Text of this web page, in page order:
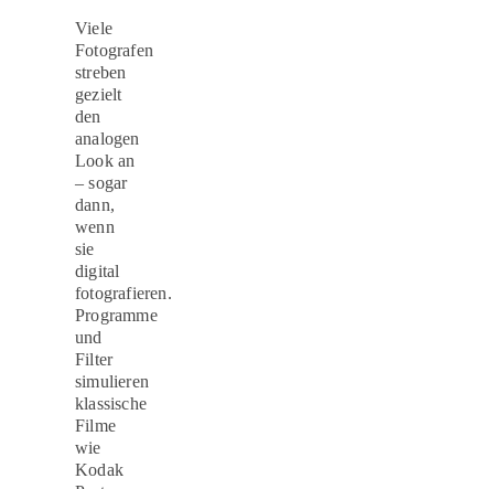
Viele
Fotografen
streben
gezielt
den
analogen
Look an
– sogar
dann,
wenn
sie
digital
fotografieren.
Programme
und
Filter
simulieren
klassische
Filme
wie
Kodak